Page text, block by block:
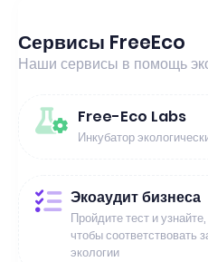
Сервисы FreeEco
Наши сервисы в помощь
Free-Eco Labs
Инкубатор
Экоаудит бизнеса
Пройдите тест и
чтобы соответствовать
экологии